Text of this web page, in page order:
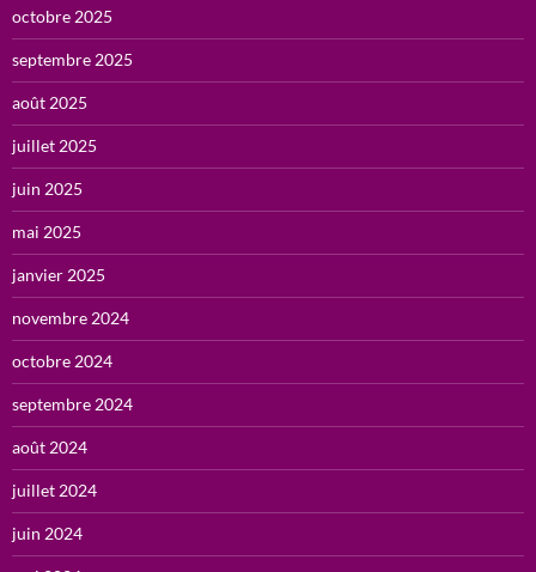
octobre 2025
septembre 2025
août 2025
juillet 2025
juin 2025
mai 2025
janvier 2025
novembre 2024
octobre 2024
septembre 2024
août 2024
juillet 2024
juin 2024